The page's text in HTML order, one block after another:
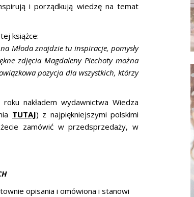
i porządkują wiedzę na temat
książce:
Młoda znajdzie tu inspiracje, pomysły
zdjęcia Magdaleny Piechoty można
pozycja dla wszystkich, którzy
nakładem wydawnictwa Wiedza
TUTAJ) z najpiękniejszymi polskimi
zamówić w przedsprzedaży, w
opisania i omówiona i stanowi